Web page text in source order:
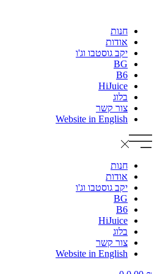
חנות
אודות
יקב גוסטבו וג'ו
BG
B6
HiJuice
בלוג
צור קשר
Website in English
חנות
אודות
יקב גוסטבו וג'ו
BG
B6
HiJuice
בלוג
צור קשר
Website in English